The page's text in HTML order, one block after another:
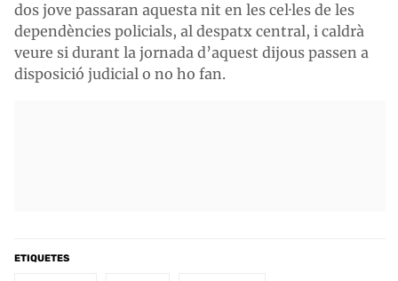
dos jove passaran aquesta nit en les cel·les de les
dependències policials, al despatx central, i caldrà
veure si durant la jornada d’aquest dijous passen a
disposició judicial o no ho fan.
ETIQUETES